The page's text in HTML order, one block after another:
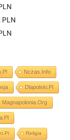
PLN
Nczas.info
Dlapolski.pl
Magnapolonia.org
Religia